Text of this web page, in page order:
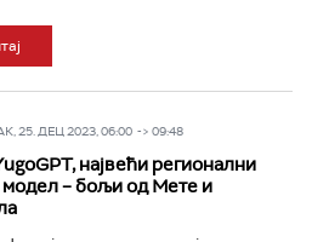
25. ДЕЦ 2023, 06:00 -> 09:48
највећи регионални
модел – бољи од Мете и